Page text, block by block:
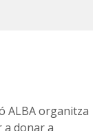
ALBA organitza
a donar a